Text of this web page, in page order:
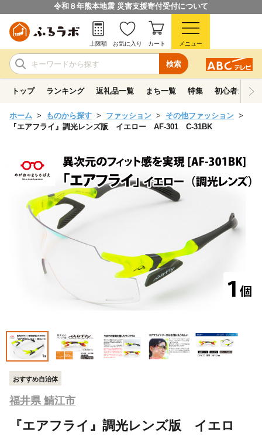
令和８年熊本地震 災害支援寄付受付について
検索
上限額 お気に入り カート メニュー
トップ ランキング 返礼品一覧 まち一覧 特集 初心者ガイド
ホーム ものから探す ファッション
その他ファッション
『エアフライ』調光レンズ版 イエロー AF-301 C-31BK
おすすめ自治体
福井県 鯖江市
『エアフライ』調光レンズ版 イエロ